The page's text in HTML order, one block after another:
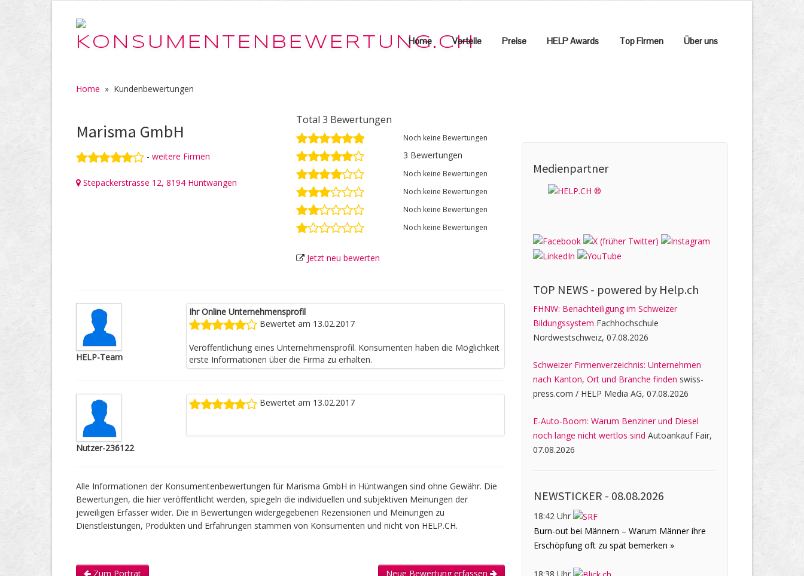
Home Vorteile Preise HELP Awards Top Firmen Über uns
Home » Kundenbewertungen
Marisma GmbH
- weitere Firmen
Stepackerstrasse 12, 8194 Hüntwangen
Total 3 Bewertungen
Noch keine Bewertungen
3 Bewertungen
Noch keine Bewertungen
Noch keine Bewertungen
Noch keine Bewertungen
Noch keine Bewertungen
Jetzt neu bewerten
HELP-Team
Ihr Online Unternehmensprofil
Bewertet am 13.02.2017
Veröffentlichung eines Unternehmensprofil. Konsumenten haben die Möglichkeit
erste Informationen über die Firma zu erhalten.
Nutzer-236122
Bewertet am 13.02.2017
Alle Informationen der Konsumentenbewertungen für Marisma GmbH in Hüntwangen sind ohne Gewähr. Die
Bewertungen, die hier veröffentlicht werden, spiegeln die individuellen und subjektiven Meinungen der
jeweiligen Erfasser wider. Die in Bewertungen widergegebenen Rezensionen und Meinungen zu
Dienstleistungen, Produkten und Erfahrungen stammen von Konsumenten und nicht von HELP.CH.
Zum Porträt Neue Bewertung erfassen
Medienpartner
TOP NEWS - powered by Help.ch
FHNW: Benachteiligung im Schweizer
Bildungssystem Fachhochschule
Nordwestschweiz, 07.08.2026
Schweizer Firmenverzeichnis: Unternehmen
nach Kanton, Ort und Branche finden swiss-
press.com / HELP Media AG, 07.08.2026
E-Auto-Boom: Warum Benziner und Diesel
noch lange nicht wertlos sind Autoankauf Fair,
07.08.2026
NEWSTICKER - 08.08.2026
18:42 Uhr
Burn-out bei Männern – Warum Männer ihre
Erschöpfung oft zu spät bemerken »